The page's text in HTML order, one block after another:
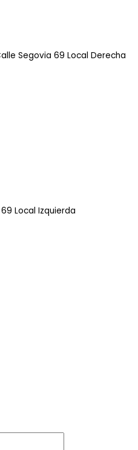
Segovia 69 Local Derecha
Local Izquierda